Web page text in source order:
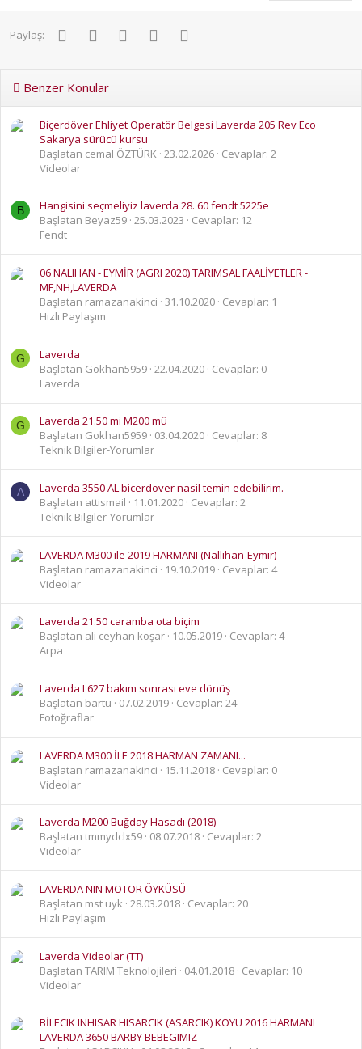
:
Paylaş: FacebookTwitter PinterestWhatsApp
Benzer Konular
Biçerdöver Ehliyet Operatör Belgesi Laverda 205 Rev Eco
Sakarya sürücü kursu
Başlatan cemal ÖZTÜRK 23.02.2026 Cevaplar: 2
Videolar
B
Hangisini seçmeliyiz laverda 28. 60 fendt 5225e
Başlatan Beyaz59 25.03.2023
Cevaplar: 12
Fendt
06 NALIHAN - EYMİR (AGRI 2020) TARIMSAL FAALİYETLER -
MF,NH,LAVERDA
Başlatan ramazanakinci 31.10.2020 Cevaplar: 1
Hızlı Paylaşım
G
Laverda
Başlatan Gokhan5959 22.04.2020 Cevaplar: 0
Laverda
G
Laverda 21.50 mi M200 mü
Başlatan Gokhan5959 03.04.2020 Cevaplar: 8
Teknik Bilgiler-Yorumlar
A
Laverda 3550 AL bicerdover nasil temin edebilirim.
Başlatan attismail
11.01.2020 Cevaplar: 2
Teknik Bilgiler-Yorumlar
LAVERDA M300 ile 2019 HARMANI (Nallıhan-Eymir)
Başlatan ramazanakinci
19.10.2019 Cevaplar: 4
Videolar
Laverda 21.50 caramba ota biçim
Başlatan ali ceyhan koşar
10.05.2019 Cevaplar: 4
Arpa
Laverda L627 bakım sonrası eve dönüş
Başlatan bartu
07.02.2019 Cevaplar: 24
Fotoğraflar
LAVERDA M300 İLE 2018 HARMAN ZAMANI...
Başlatan ramazanakinci
15.11.2018 Cevaplar: 0
Videolar
Laverda M200 Buğday Hasadı (2018)
Başlatan tmmydclx59 08.07.2018 Cevaplar: 2
Videolar
LAVERDA NIN MOTOR ÖYKÜSÜ
Başlatan mst uyk 28.03.2018 Cevaplar: 20
Hızlı Paylaşım
Laverda Videolar (TT)
Başlatan TARIM Teknolojileri
04.01.2018 Cevaplar: 10
Videolar
BİLECIK INHISAR HISARCIK (ASARCIK) KÖYÜ 2016 HARMANI
LAVERDA 3650 BARBY BEBEGIMIZ